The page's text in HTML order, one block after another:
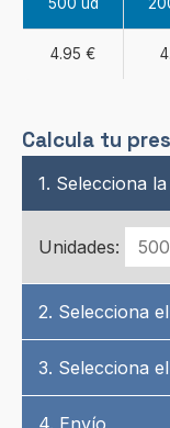
4.95 €
Calcula tu
1. Selecciona
Unidades:
2. Selecciona
3. Selecciona
4. Envío